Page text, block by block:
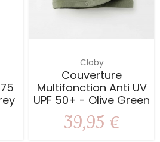
Cloby
Couverture
Multifonction Anti UV
UPF 50+ - Olive Green
39,95 €